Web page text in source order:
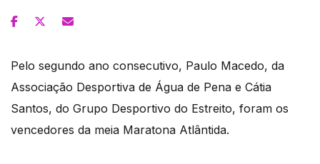
Pelo segundo ano consecutivo, Paulo Macedo, da
Associação Desportiva de Água de Pena e Cátia
Santos, do Grupo Desportivo do Estreito, foram os
vencedores da meia Maratona Atlântida.